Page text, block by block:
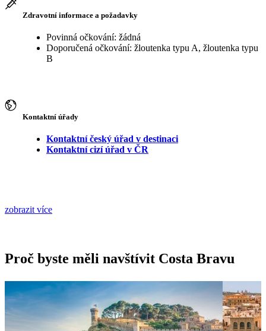
Zdravotní informace a požadavky
Povinná očkování: žádná
Doporučená očkování: žloutenka typu A, žloutenka typu
B
Kontaktní úřady
Kontaktní český úřad v destinaci
Kontaktní cizí úřad v ČR
zobrazit více
Proč byste měli navštívit Costa Bravu